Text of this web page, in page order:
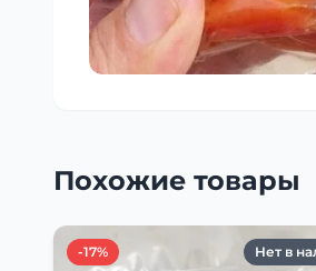
Похожие товары
-17% Нет в